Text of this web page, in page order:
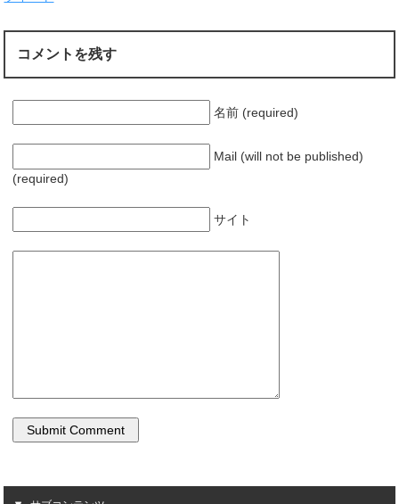
コメントを残す
名前 (required)
Mail (will not be published)
(required)
サイト